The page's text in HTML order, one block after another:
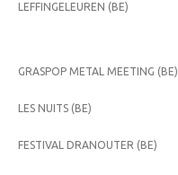
LEFFINGELEUREN (BE)
GRASPOP METAL MEETING (BE)
LES NUITS (BE)
FESTIVAL DRANOUTER (BE)